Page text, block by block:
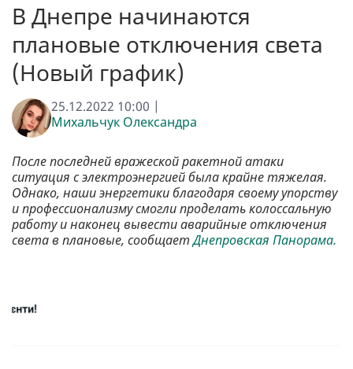
В Днепре начинаются
плановые отключения света
(Новый график)
25.12.2022 10:00 |
Михальчук Олександра
После последней вражеской ракетной атаки
ситуация с электроэнергией была крайне тяжелая.
Однако, наши энергетики благодаря своему упорству
и профессионализму смогли проделать колоссальную
работу и наконец вывести аварийные отключения
света в плановые, сообщаетДнепровская Панорама.